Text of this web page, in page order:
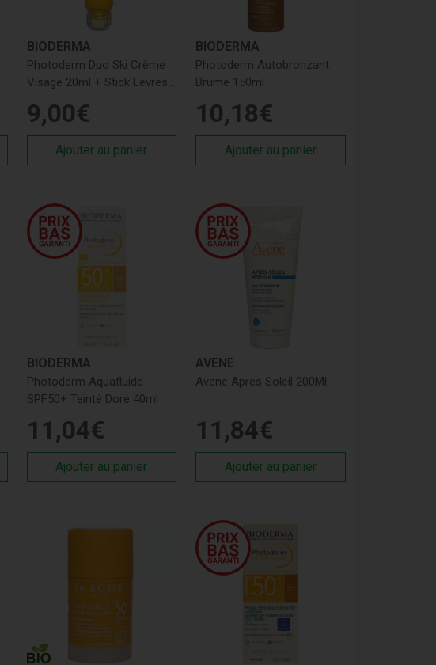
BIODERMA
Photoderm Duo Ski Crème
Visage 20ml + Stick Lèvres
9,00€
Ajouter au panier
BIODERMA
Photoderm Autobronzant
Brume 150ml
10,18€
Ajouter au panier
BIODERMA
Photoderm Aquafluide
SPF50+ Teinté Doré 40ml
11 ,04€
Ajouter au panier
AVENE
Avene Apres Soleil 200Ml
11 ,84€
Ajouter au panier